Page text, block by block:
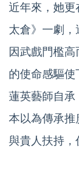
近年來，她更
太倉》一劇
因武戲門檻
的使命感驅
蓮英藝師自承
本以為傳承推
與貴人扶持，